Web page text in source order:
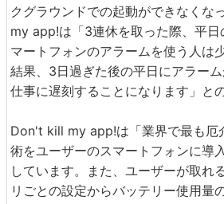
クグラウンドでの起動ができなくな
my app!は「3連休を取った際、平日
マートフォンのアラームを使う人は
結果、3日過ぎた後の平日にアラーム
仕事に遅刻することになります」と
Don't kill my app!は「業界で最も厄
術をユーザーのスマートフォンに導
しています。また、ユーザーが取れ
リごとの設定からバッテリー使用量